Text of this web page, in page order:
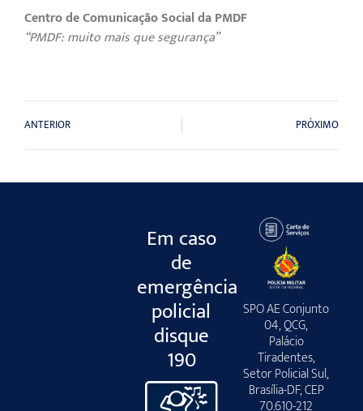
Centro de Comunicação Social da PMDF
“PMDF: muito mais que segurança”
ANTERIOR PRÓXIMO
Em caso
de
emergência
policial
disque
190
SPO AE Conjunto
04, QCG,
Palácio
Tiradentes,
Setor Policial Sul,
Brasília-DF, CEP